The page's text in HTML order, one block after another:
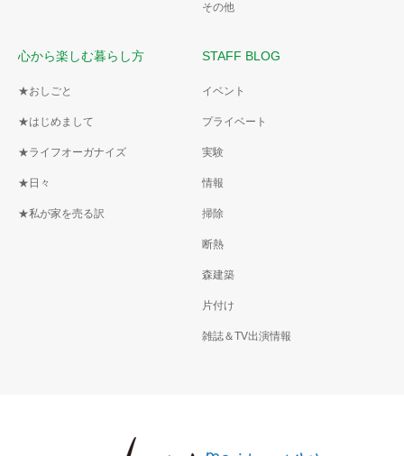
その他
心から楽しむ暮らし方
★おしごと
★はじめまして
★ライフオーガナイズ
★日々
★私が家を売る訳
STAFF BLOG
イベント
プライベート
実験
情報
掃除
断熱
森建築
片付け
雑誌＆TV出演情報